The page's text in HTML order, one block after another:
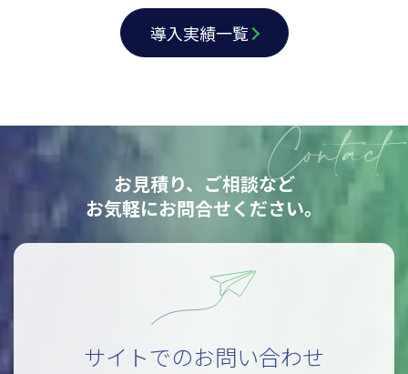
導入実績一覧
お見積り、ご相談など
お気軽にお問合せください。
サイトでのお問い合わせ